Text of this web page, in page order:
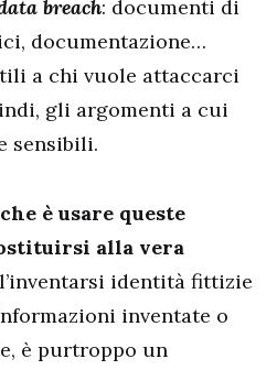
breach: documenti di
documentazione…
a chi vuole attaccarci
gli argomenti a cui
sensibili.
è usare queste
alla vera
identità fittizie
inventate o
è purtroppo un